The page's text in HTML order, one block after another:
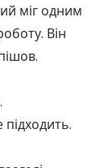
міг одним
Він
підходить.